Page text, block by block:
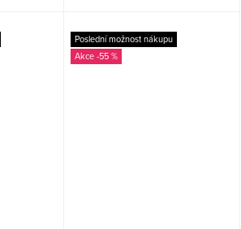
Poslední možnost nákupu
-55 %